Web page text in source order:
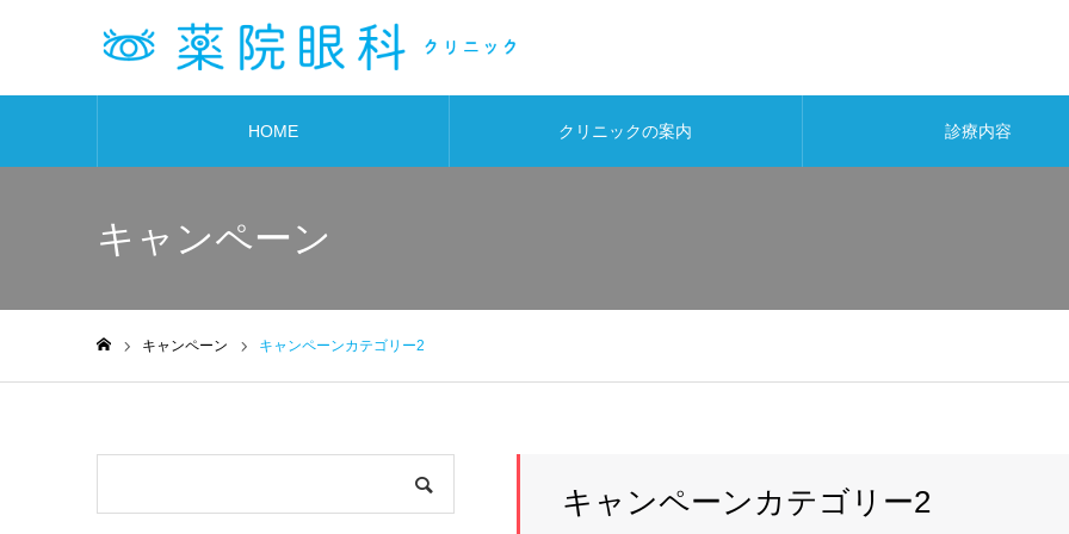
HOME クリニックの案内 診療内容
キャンペーン
キャンペーン キャンペーンカテゴリー2
キャンペーンカテゴリー2